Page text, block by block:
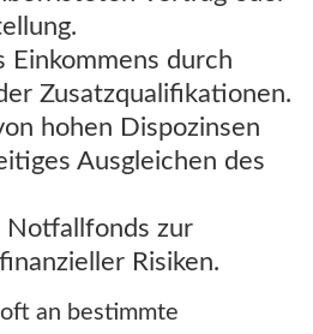
Einkommens durch
Zusatzqualifikationen.
hohen Dispozinsen
Ausgleichen des
Notfallfonds zur
Risiken.
an bestimmte